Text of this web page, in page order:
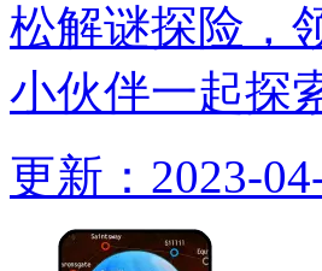
松解谜探险，
小伙伴一起探
更新：2023-